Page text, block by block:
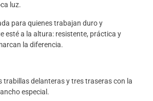
luz.
para quienes trabajan duro y
esté a la altura: resistente, práctica y
la diferencia.
trabillas delanteras y tres traseras con la
especial.